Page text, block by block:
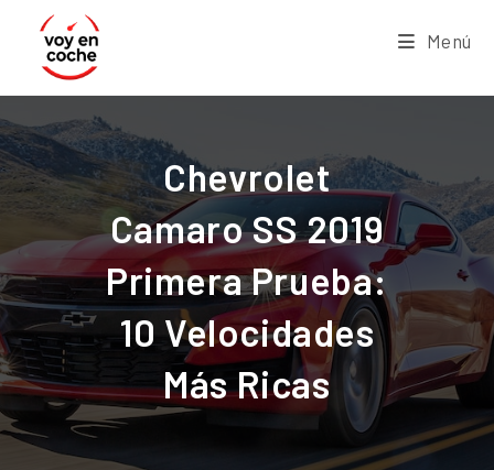
Menú
Chevrolet
Camaro SS 2019
Primera Prueba:
10 Velocidades
Más Ricas